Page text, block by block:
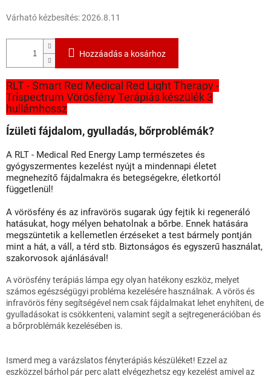
Várható kézbesítés:2026.8.11
Hozzáadás a kosárhoz
RLT - Smart Red Medical Red Light Therapy -
Trispectrum Vörösfény Terápiás készülék 3
hullámhossz
Ízületi fájdalom, gyulladás, bőrproblémák?
A RLT - Medical Red Energy Lamp természetes és
gyógyszermentes kezelést nyújt a mindennapi életet
megnehezítő fájdalmakra és betegségekre, életkortól
függetlenül!
A vörösfény és az infravörös sugarak úgy fejtik ki regeneráló
hatásukat, hogy mélyen behatolnak a bőrbe. Ennek hatására
megszüntetik a kellemetlen érzéseket a test bármely pontján
mint a hát, a váll, a térd stb. Biztonságos és egyszerű használat,
szakorvosok ajánlásával!
A vörösfény terápiás lámpa egy olyan hatékony eszköz, melyet
számos egészségügyi probléma kezelésére használnak. A vörös és
infravörös fény segítségével nem csak fájdalmakat lehet enyhíteni, de
gyulladásokat is csökkenteni, valamint segít a sejtregenerációban és
a bőrproblémák kezelésében is.
Ismerd meg a varázslatos fényterápiás készüléket! Ezzel az
eszközzel bárhol pár perc alatt elvégezhetsz egy kezelést amivel az